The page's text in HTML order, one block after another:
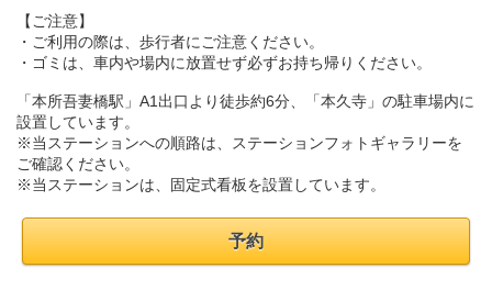
【ご注意】
・ご利用の際は、歩行者にご注意ください。
・ゴミは、車内や場内に放置せず必ずお持ち帰りください。
「本所吾妻橋駅」A1出口より徒歩約6分、「本久寺」の駐車場内に
設置しています。
※当ステーションへの順路は、ステーションフォトギャラリーを
ご確認ください。
※当ステーションは、固定式看板を設置しています。
予約